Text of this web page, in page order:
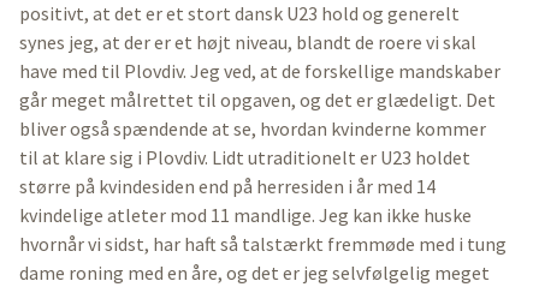
positivt, at det er et stort dansk U23 hold og generelt
synes jeg, at der er et højt niveau, blandt de roere vi skal
have med til Plovdiv. Jeg ved, at de forskellige mandskaber
går meget målrettet til opgaven, og det er glædeligt. Det
bliver også spændende at se, hvordan kvinderne kommer
til at klare sig i Plovdiv. Lidt utraditionelt er U23 holdet
større på kvindesiden end på herresiden i år med 14
kvindelige atleter mod 11 mandlige. Jeg kan ikke huske
hvornår vi sidst, har haft så talstærkt fremmøde med i tung
dame roning med en åre, og det er jeg selvfølgelig meget